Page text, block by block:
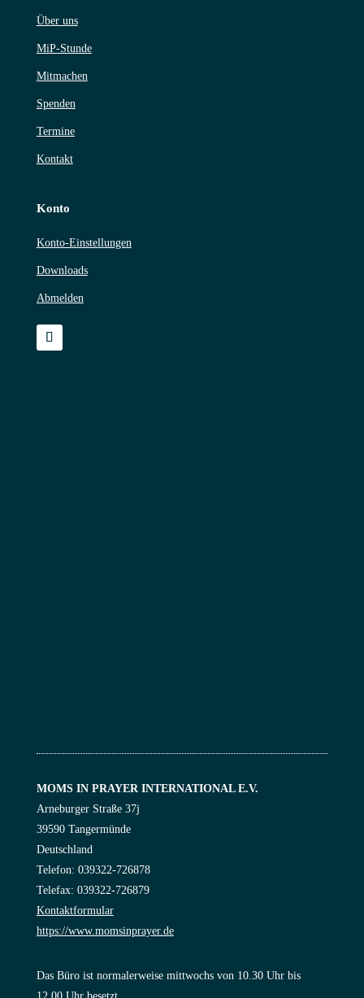
Über uns
MiP-Stunde
Mitmachen
Spenden
Termine
Kontakt
Konto
Konto-Einstellungen
Downloads
Abmelden
MOMS IN PRAYER INTERNATIONAL E.V.
Arneburger Straße 37j
39590 Tangermünde
Deutschland
Telefon: 039322-726878
Telefax: 039322-726879
Kontaktformular
https://www.momsinprayer.de
Das Büro ist normalerweise mittwochs von 10.30 Uhr bis